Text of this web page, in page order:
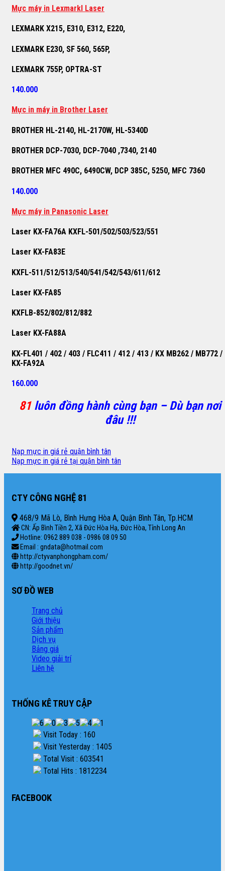
Mực máy in Lexmarkl Laser
LEXMARK X215, E310, E312, E220,
LEXMARK E230, SF 560, 565P,
LEXMARK 755P, OPTRA-ST
140.000
Mực in máy in Brother Laser
BROTHER HL-2140, HL-2170W, HL-5340D
BROTHER DCP-7030, DCP-7040 ,7340, 2140
BROTHER MFC 490C, 6490CW, DCP 385C, 5250, MFC 7360
140.000
Mực máy in Panasonic Laser
Laser KX-FA76A KXFL-501/502/503/523/551
Laser KX-FA83E
KXFL-511/512/513/540/541/542/543/611/612
Laser KX-FA85
KXFLB-852/802/812/882
Laser KX-FA88A
KX-FL401 / 402 / 403 / FLC411 / 412 / 413 / KX MB262 / MB772 /
KX-FA92A
160.000
81luôn đồng hành cùng bạn – Dù bạn nơi
đâu !!!
Nạp mực in giá rẻ quận bình tân
Nạp mực in giá rẻ tại quận bình tân
CTY CÔNG NGHỆ 81
468/9 Mã Lò, Bình Hưng Hòa A, Quận Bình Tân, Tp.HCM
CN: Ấp Bình Tiền 2, Xã Đức Hòa Hạ, Đức Hòa, Tỉnh Long An
Hotline: 0962 889 038 - 0986 08 09 50
Email : gndata@hotmail.com
http://ctyvanphongpham.com/
http://goodnet.vn/
SƠ ĐỒ WEB
Trang chủ
Giới thiệu
Sản phẩm
Dịch vụ
Bảng giá
Video giải trí
Liên hệ
THỐNG KÊ TRUY CẬP
Visit Today : 160
Visit Yesterday : 1405
Total Visit : 603541
Total Hits : 1812234
FACEBOOK